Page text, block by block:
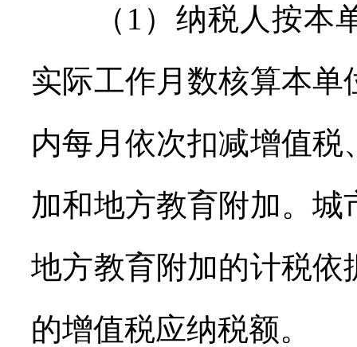
（1）纳税人按本单
实际工作月数核算本
内每月依次扣减增值
加和地方教育附加。
地方教育附加的计税
的增值税应纳税额。